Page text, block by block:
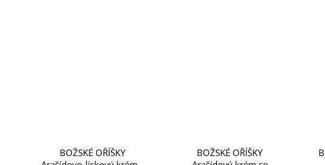
BOŽSKÉ OŘÍŠKY
BOŽSKÉ OŘÍŠKY